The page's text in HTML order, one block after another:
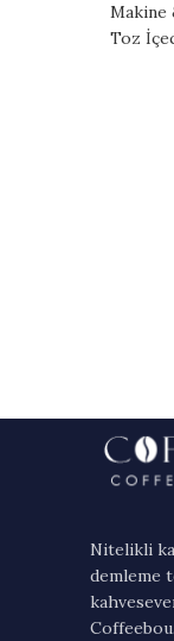
Makine
Toz
Nitelikli
demleme